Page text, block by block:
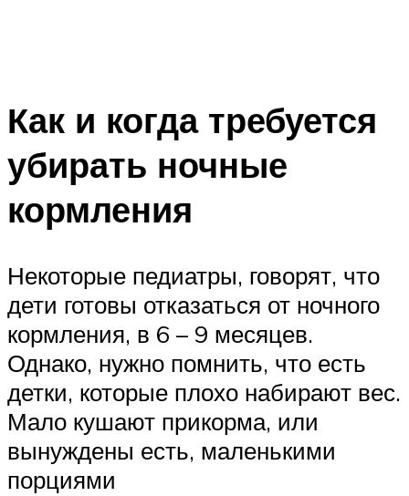
Как и когда требуется
убирать ночные
кормления
Некоторые педиатры, говорят, что
дети готовы отказаться от ночного
кормления, в 6 – 9 месяцев.
Однако, нужно помнить, что есть
детки, которые плохо набирают вес.
Мало кушают прикорма, или
вынуждены есть, маленькими
порциями